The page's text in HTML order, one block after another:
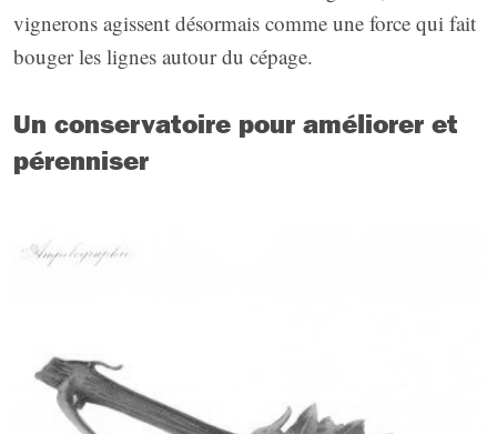
vignerons agissent désormais comme une force qui fait
bouger les lignes autour du cépage.
Un conservatoire pour améliorer et
pérenniser